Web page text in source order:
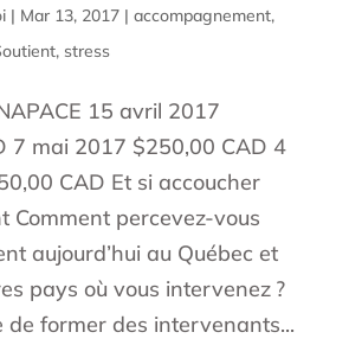
| Mar 13, 2017| accompagnement,
, stress
15 avril 2017
7 mai 2017 $250,00 CAD 4
CAD Et si accoucher
Comment percevez-vous
aujourd’hui au Québec et
pays où vous intervenez ?
de former des intervenants...